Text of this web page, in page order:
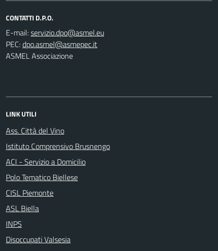
CONTATTI D.P.O.
E-mail:
PEC:
ASMEL Associazione
LINK UTILI
Ass. Città del Vino
Istituto Comprensivo Brusnengo
ACI - Servizio a Domicilio
Polo Tematico Biellese
CISL Piemonte
ASL Biella
INPS
Disoccupati Valsesia